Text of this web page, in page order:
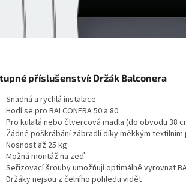
příslušenství: Držák Balconera
Snadná a rychlá instalace
Hodí se pro BALCONERA 50 a 80
Pro kulatá nebo čtvercová madla (do obvodu 38
Žádné poškrábání zábradlí díky měkkým textilním
Nosnost až 25 kg
Možná montáž na zeď
Seřizovací šrouby umožňují optimálně vyrovnat
Držáky nejsou z čelního pohledu vidět